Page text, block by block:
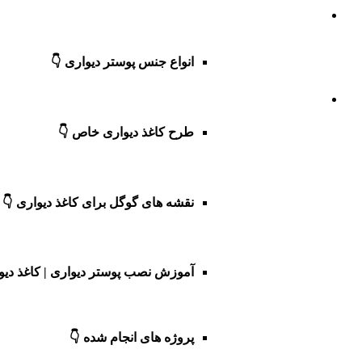
انواع جنس پوستر دیواری 👇
طرح کاغذ دیواری خاص 👇
نقشه های گوگل برای کاغذ دیواری 👇
آموزش نصب پوستر دیواری | کاغذ
پروژه های انجام شده 👇